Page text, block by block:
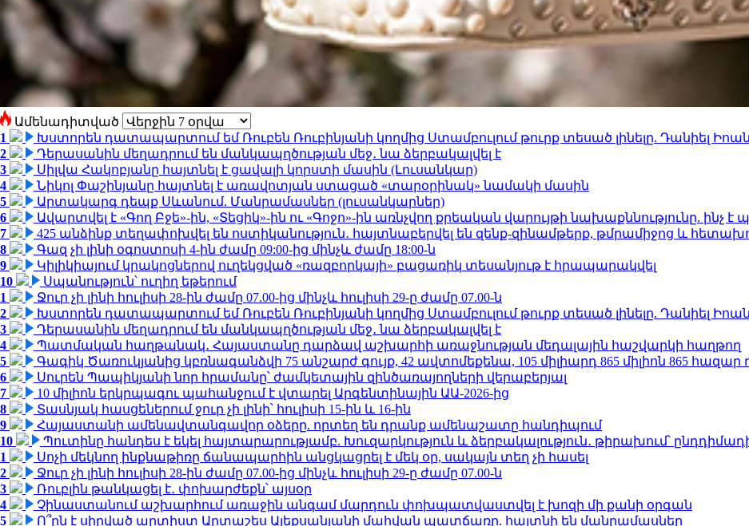
Ամենադիտված
1
Խստորեն դատապարտում եմ Ռուբեն Ռուբինյանի կողմից Ստամբուլում թուրք տեսած լինելը. Դանիել
2
Դերասանին մեղադրում են մանկապղծության մեջ․ նա ձերբակալվել է
3
Սիլվա Հակոբյանը հայտնել է ցավալի կորստի մասին (Լուսանկար)
4
Նիկոլ Փաշինյանը հայտնել է առավոտյան ստացած «տարօրինակ» նամակի մասին
5
Արտակարգ դեպք Սևանում. Մանրամասներ (լուսանկարներ)
6
Ավարտվել է «Գող Բջե»-ին, «Տեցիկ»-ին ու «Գոջո»-ին առնչվող քրեական վարույթի նախաքննությունը. ինչ է
7
425 անձինք տեղափոխվել են ոստիկանություն․ հայտնաբերվել են զենք-զինամթերք, թմրամիջոց և
8
Գազ չի լինի օգոստոսի 4-ին ժամը 09:00-ից մինչև ժամը 18:00-ն
9
Կիլիկիայում կրակոցներով ուղեկցված «ռազբորկայի» բացառիկ տեսանյութ է հրապարակվել
10
Սպանություն՝ ուղիղ եթերում
1
Ջուր չի լինի հուլիսի 28-ին ժամը 07.00-ից մինչև հուլիսի 29-ը ժամը 07.00-ն
2
Խստորեն դատապարտում եմ Ռուբեն Ռուբինյանի կողմից Ստամբուլում թուրք տեսած լինելը. Դանիել
3
Դերասանին մեղադրում են մանկապղծության մեջ․ նա ձերբակալվել է
4
Պատմական հաղթանակ․ Հայաստանը դարձավ աշխարհի առաջնության մեդալային հաշվարկի հաղթող
5
Գագիկ Ծառուկյանից կբռնագանձվի 75 անշարժ գույք, 42 ավտոմեքենա, 105 միլիարդ 865 միլիոն 865 հազար
6
Սուրեն Պապիկյանի նոր հրամանը՝ ժամկետային զինծառայողների վերաբերյալ
7
10 միլիոն երկրպագու պահանջում է վտարել Արգենտինային ԱԱ-2026-ից
8
Տասնյակ հասցեներում ջուր չի լինի՝ հուլիսի 15-ին և 16-ին
9
Հայաստանի ամենավտանգավոր օձերը. որտեղ են դրանք ամենաշատը հանդիպում
10
Պուտինը հանդես է եկել հայտարարությամբ. Խուզարկություն և ձերբակալություն․ թիրախում՝
1
Սոչի մեկնող ինքնաթիռը ճանապարհին անցկացրել է մեկ օր, սակայն տեղ չի հասել
2
Ջուր չի լինի հուլիսի 28-ին ժամը 07.00-ից մինչև հուլիսի 29-ը ժամը 07.00-ն
3
Ռուբլին թանկացել է․ փոխարժեքն՝ այսօր
4
Չինաստանում աշխարհում առաջին անգամ մարդուն փոխպատվաստվել է խոզի մի քանի օրգան
5
Ո՞րն է սիրված արտիստ Արտաշես Ալեքսանյանի մահվան պատճառը. հայտնի են մանրամասներ